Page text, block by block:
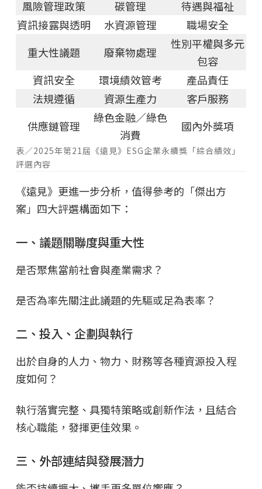
風險管理政策 碳管理
待遇與福祉
資訊接露與透明
水資源管理
職場安全
重大性議題
廢棄物處理
性別平權與多元
包容
資訊安全
環境績效管考
產品責任
法規遵循
資源生產力
客戶服務
供應鏈管理
綠色金融／綠色
消費
國內外獎項
表／2025年第21屆《遠見》ESG企業永續獎「綜合績效」
評選內容
《遠見》更進一步分析，值得參考的「傑出方
案」四大評選構面如下：
一、議題關聯度與重大性
是否聚焦當前社會與產業需求？
是否為率先關注此議題的先驅或足為表率？
二、投入、企劃與執行
出於自身的人力、物力、財務等各種資源投入程
度如何？
執行落實完整、具獨特策略或創新作法，且結合
核心職能，發揮更佳效果。
三、外部連結與發展潛力